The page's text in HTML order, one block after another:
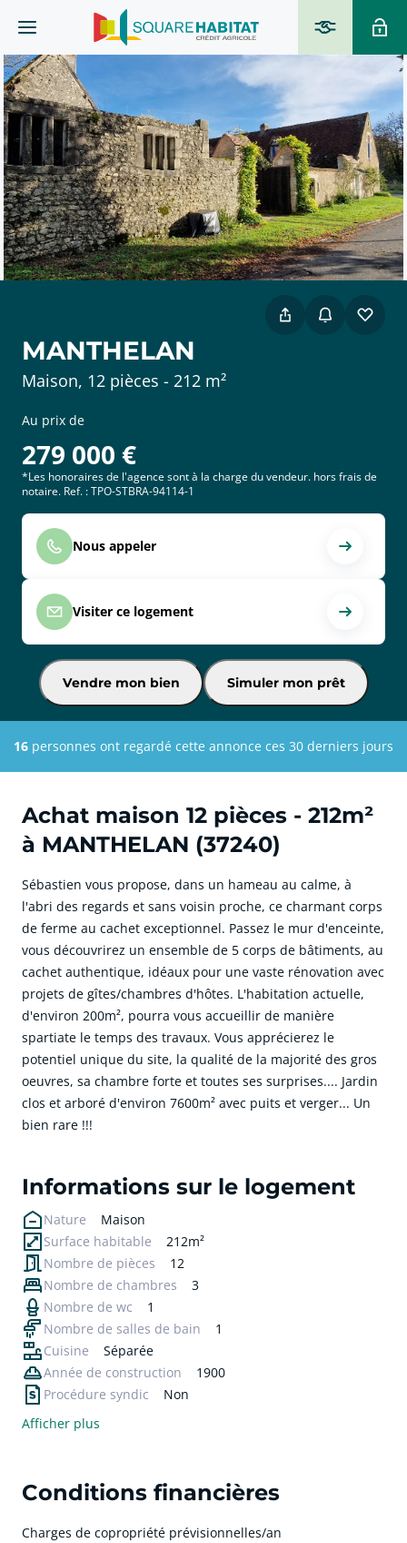
Achat maison 12 pièces - 212m²
à MANTHELAN (37240)
Sébastien vous propose, dans un hameau au calme, à
l'abri des regards et sans voisin proche, ce charmant corps
de ferme au cachet exceptionnel. Passez le mur d'enceinte,
vous découvrirez un ensemble de 5 corps de bâtiments, au
cachet authentique, idéaux pour une vaste rénovation avec
projets de gîtes/chambres d'hôtes. L'habitation actuelle,
d'environ 200m², pourra vous accueillir de manière
spartiate le temps des travaux. Vous apprécierez le
potentiel unique du site, la qualité de la majorité des gros
oeuvres, sa chambre forte et toutes ses surprises.... Jardin
clos et arboré d'environ 7600m² avec puits et verger... Un
bien rare !!!
Informations sur le logement
Nature
Maison
Surface habitable
212m²
Nombre de pièces
12
Nombre de chambres
3
Nombre de wc
1
Nombre de salles de bain
1
Cuisine
Séparée
Année de construction
1900
Procédure syndic
Non
Afficher plus
Conditions financières
Charges de copropriété prévisionnelles/an
MANTHELAN
Maison, 12 pièces - 212 m²
Au prix de
279 000 €
*Les honoraires de l'agence sont à la charge du vendeur. hors frais de
notaire. Ref. : TPO-STBRA-94114-1
Nous appeler
Visiter ce logement
Simuler mon prêt
Vendre mon bien
16 personnes ont regardé cette annonce ces 30 derniers jours